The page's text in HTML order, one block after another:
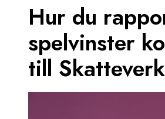
Hur du
spelvinster
till